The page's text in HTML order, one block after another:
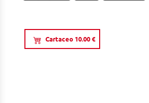
Cartaceo 10.00 €